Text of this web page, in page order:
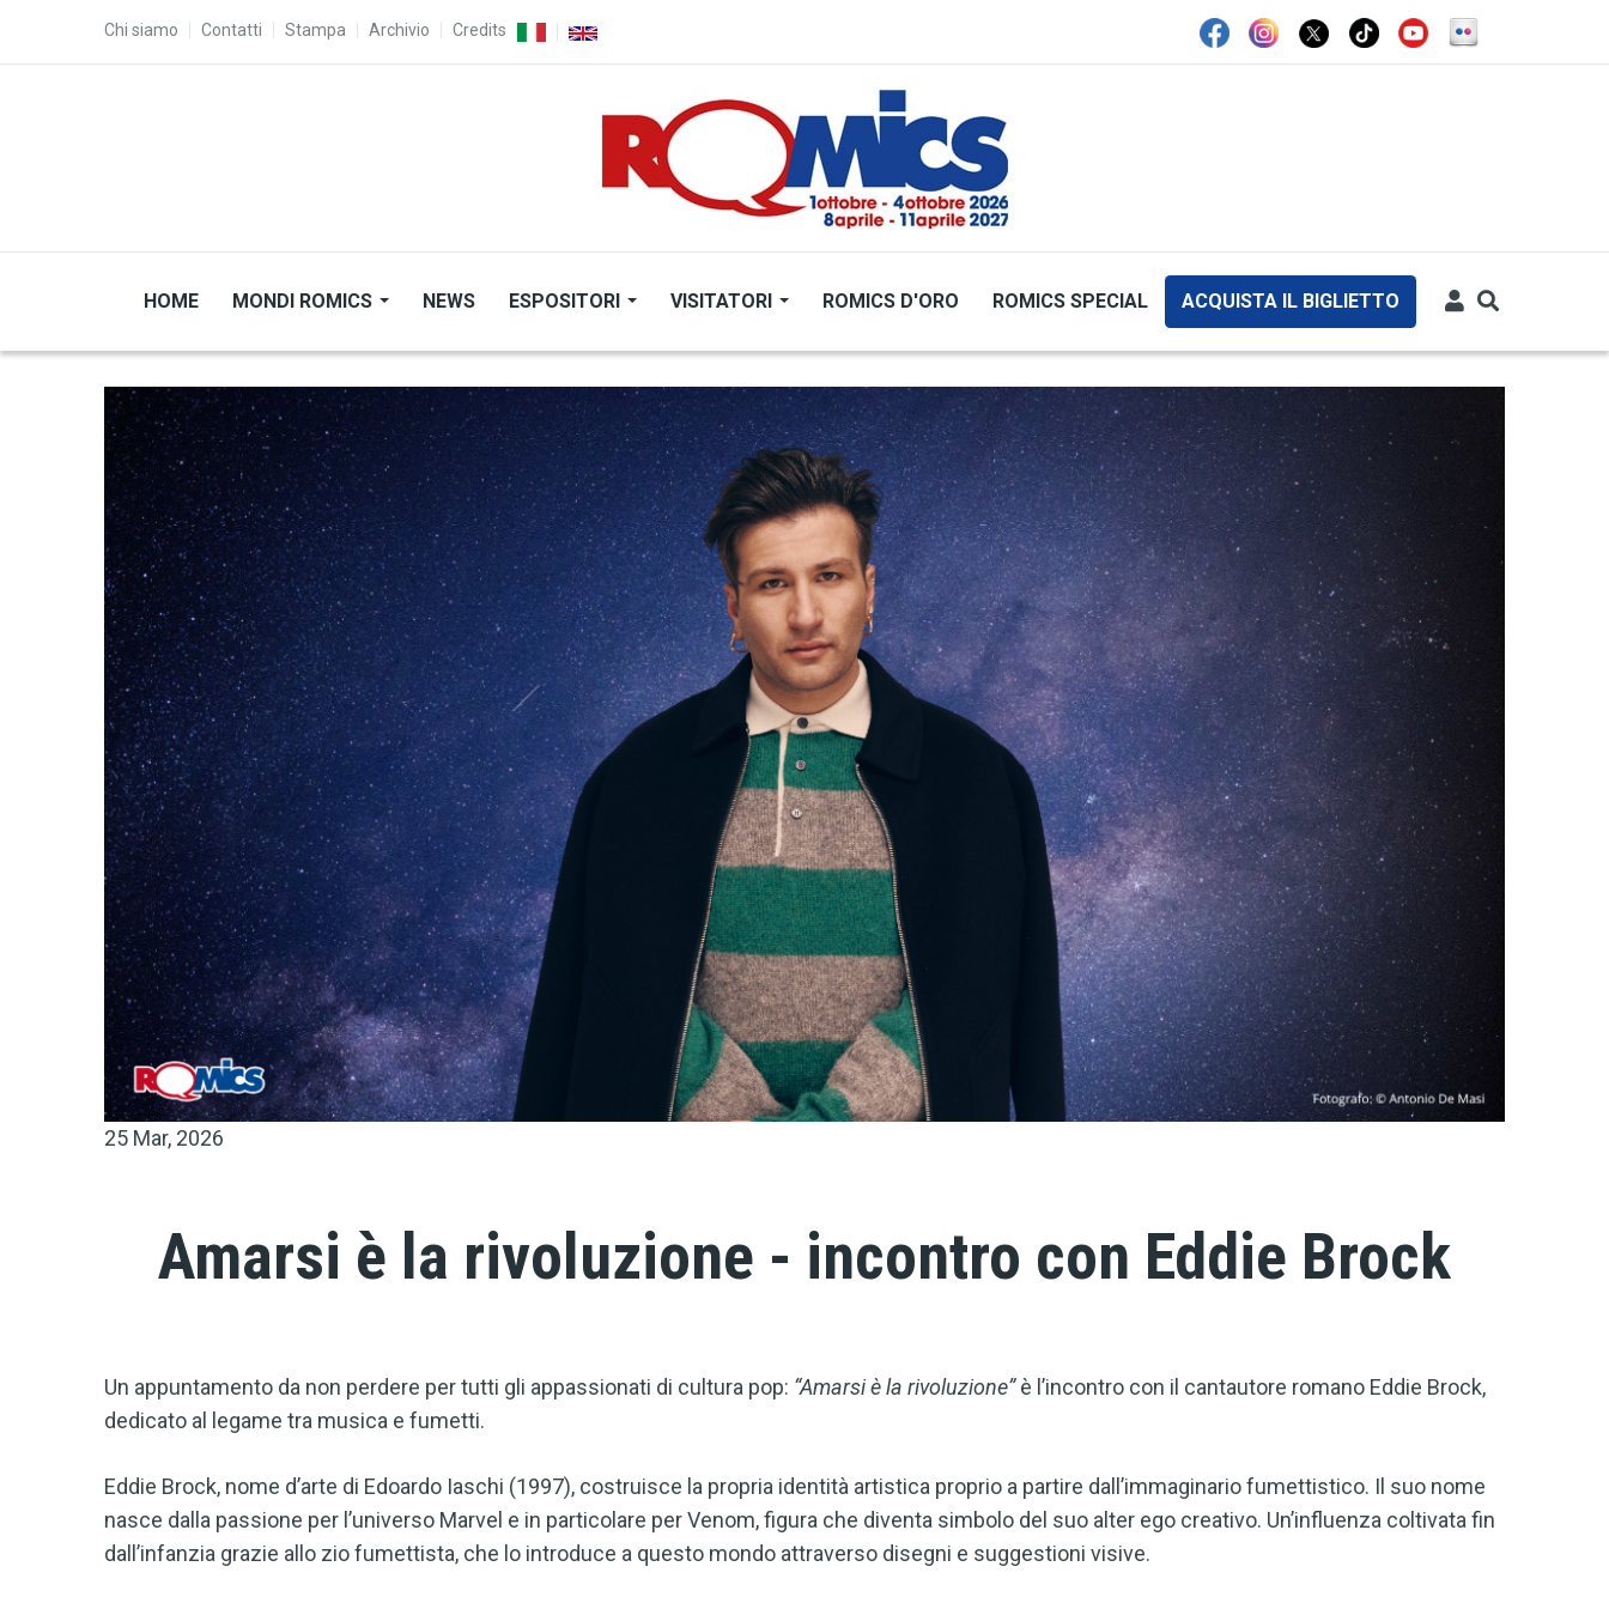
TOP MENU
Chi siamo Contatti Stampa Archivio Credits
HOME MONDI ROMICS NEWS ESPOSITORI VISITATORI ROMICS D'ORO ROMICS SPECIAL ACQUISTA IL BIGLIETTO
25 Mar, 2026
Amarsi è la rivoluzione - incontro con Eddie Brock
Un appuntamento da non perdere per tutti gli appassionati di cultura pop: “Amarsi è la rivoluzione”è l’incontro con il cantautore romano Eddie Brock,
dedicato al legame tra musica e fumetti.
Eddie Brock, nome d’arte di Edoardo Iaschi (1997), costruisce la propria identità artistica proprio a partire dall’immaginario fumettistico. Il suo nome
nasce dalla passione per l’universo Marvel e in particolare per Venom, figura che diventa simbolo del suo alter ego creativo. Un’influenza coltivata fin
dall’infanzia grazie allo zio fumettista, che lo introduce a questo mondo attraverso disegni e suggestioni visive.